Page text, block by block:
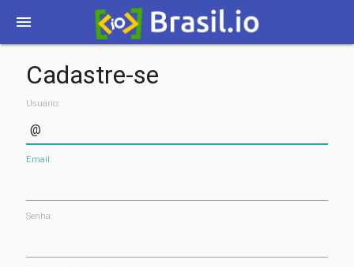
menu
Cadastre-se
Usuário:
Email:
Senha: